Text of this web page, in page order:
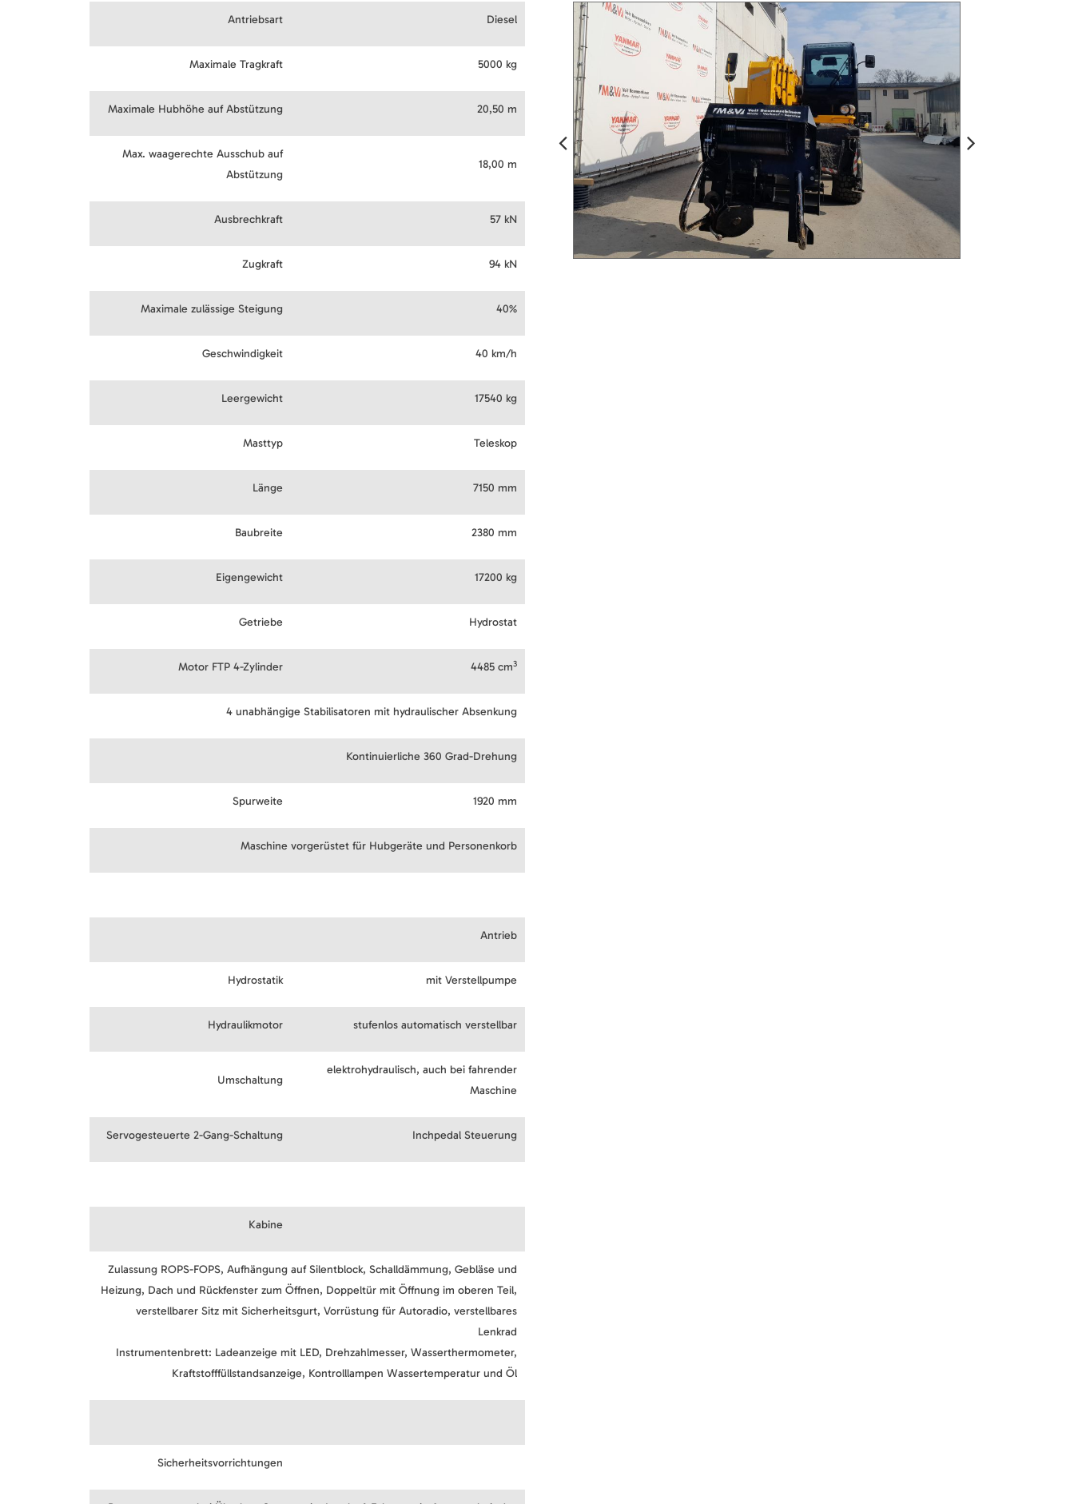
Antriebsart Diesel
Maximale Tragkraft 5000 kg
Maximale Hubhöhe auf Abstützung 20,50 m
Max. waagerechte Ausschub auf
Abstützung
18,00 m
Ausbrechkraft 57 kN
Zugkraft 94 kN
Maximale zulässige Steigung 40%
Geschwindigkeit 40 km/h
Leergewicht 17540 kg
Masttyp Teleskop
Länge 7150 mm
Baubreite 2380 mm
Eigengewicht 17200 kg
Getriebe Hydrostat
Motor FTP 4-Zylinder 4485 cm3
4 unabhängige Stabilisatoren mit hydraulischer Absenkung
Kontinuierliche 360 Grad-Drehung
Spurweite 1920 mm
Maschine vorgerüstet für Hubgeräte und Personenkorb
Antrieb
Hydrostatik mit Verstellpumpe
Hydraulikmotor stufenlos automatisch verstellbar
Umschaltung
elektrohydraulisch, auch bei fahrender
Maschine
Servogesteuerte 2-Gang-Schaltung Inchpedal Steuerung
Kabine
Zulassung ROPS-FOPS, Aufhängung auf Silentblock, Schalldämmung, Gebläse und
Heizung, Dach und Rückfenster zum Öffnen, Doppeltür mit Öffnung im oberen Teil,
verstellbarer Sitz mit Sicherheitsgurt, Vorrüstung für Autoradio, verstellbares
Lenkrad
Instrumentenbrett: Ladeanzeige mit LED, Drehzahlmesser, Wasserthermometer,
Kraftstofffüllstandsanzeige, Kontrolllampen Wassertemperatur und Öl
Sicherheitsvorrichtungen